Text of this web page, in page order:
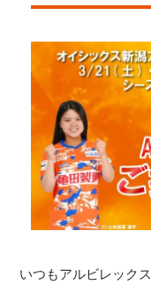
いつもアルビレック